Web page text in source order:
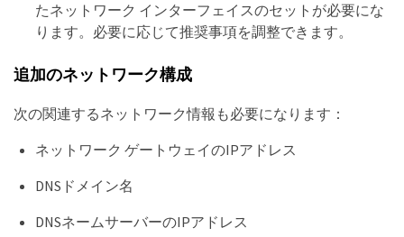
たネットワーク インターフェイスのセットが必要にな
ります。必要に応じて推奨事項を調整できます。
追加のネットワーク構成
次の関連するネットワーク情報も必要になります：
ネットワーク ゲートウェイのIPアドレス
DNSドメイン名
DNSネームサーバーのIPアドレス